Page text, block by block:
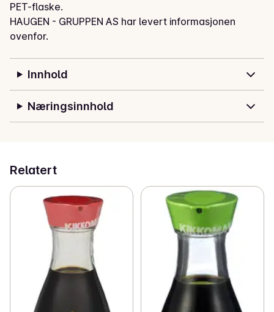
PET-flaske.
HAUGEN - GRUPPEN AS har levert informasjonen
ovenfor.
Innhold
Næringsinnhold
Relatert